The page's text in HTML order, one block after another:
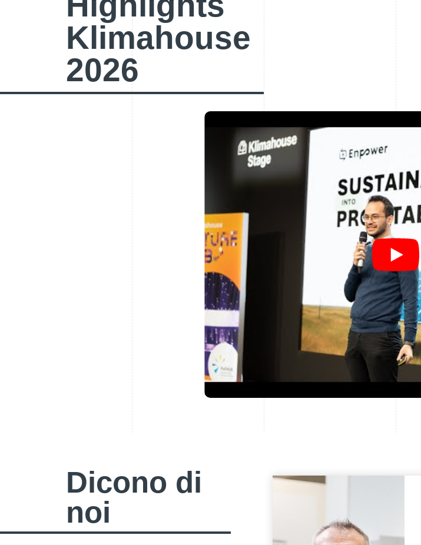
Klimahouse
2026
Dicono di
noi
Le nostre impressioni sono complessivamente